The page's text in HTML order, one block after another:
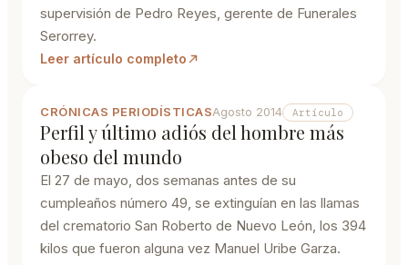
supervisión de Pedro Reyes, gerente de Funerales
Serorrey.
Leer artículo completo
CRÓNICAS PERIODÍSTICASAgosto 2014 Artículo
Perfil y último adiós del hombre más
obeso del mundo
El 27 de mayo, dos semanas antes de su
cumpleaños número 49, se extinguían en las llamas
del crematorio San Roberto de Nuevo León, los 394
kilos que fueron alguna vez Manuel Uribe Garza.